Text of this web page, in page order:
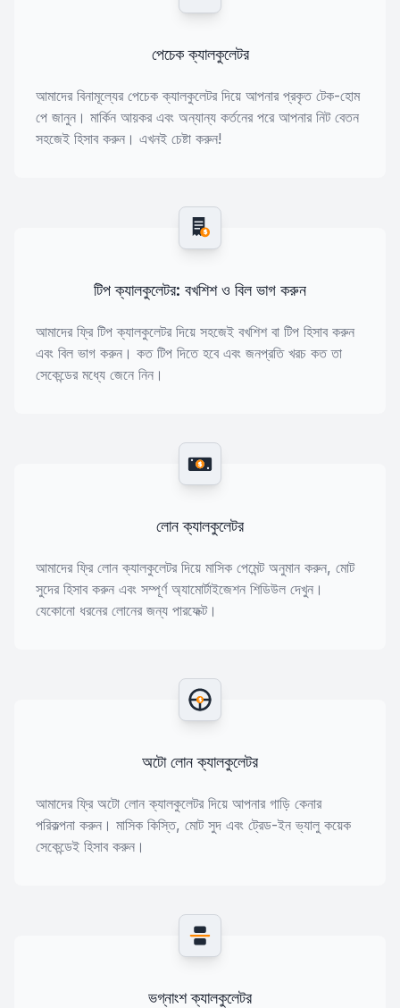
পেচেক ক্যালকুলেটর
আমাদের বিনামূল্যের পেচেক ক্যালকুলেটর দিয়ে আপনার প্রকৃত টেক-হোম
পে জানুন। মার্কিন আয়কর এবং অন্যান্য কর্তনের পরে আপনার নিট বেতন
সহজেই হিসাব করুন। এখনই চেষ্টা করুন!
$
টিপ ক্যালকুলেটর: বখশিশ ও বিল ভাগ করুন
আমাদের ফ্রি টিপ ক্যালকুলেটর দিয়ে সহজেই বখশিশ বা টিপ হিসাব করুন
এবং বিল ভাগ করুন। কত টিপ দিতে হবে এবং জনপ্রতি খরচ কত তা
সেকেন্ডের মধ্যে জেনে নিন।
$
লোন ক্যালকুলেটর
আমাদের ফ্রি লোন ক্যালকুলেটর দিয়ে মাসিক পেমেন্ট অনুমান করুন, মোট
সুদের হিসাব করুন এবং সম্পূর্ণ অ্যামোর্টাইজেশন শিডিউল দেখুন।
যেকোনো ধরনের লোনের জন্য পারফেক্ট।
$
অটো লোন ক্যালকুলেটর
আমাদের ফ্রি অটো লোন ক্যালকুলেটর দিয়ে আপনার গাড়ি কেনার
পরিকল্পনা করুন। মাসিক কিস্তি, মোট সুদ এবং ট্রেড-ইন ভ্যালু কয়েক
সেকেন্ডেই হিসাব করুন।
ভগ্নাংশ ক্যালকুলেটর